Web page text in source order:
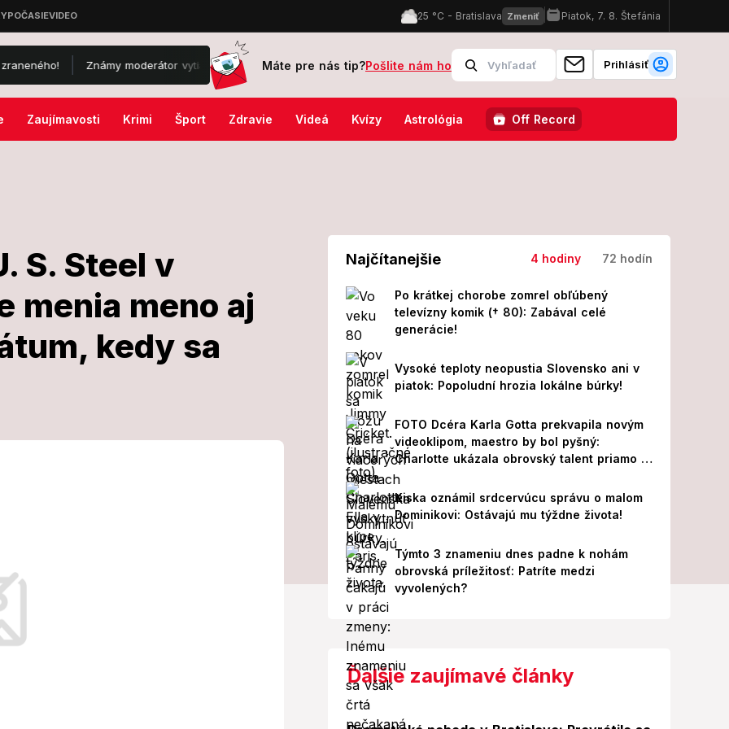
Známy moderátor vytiahol drsné porovnanie so zahraničím: Ach, škoda! Slovensko a Singapur majú spoločné len jedno
Máte pre nás tip?Pošlite nám ho Prihlásiť
Zaujímavosti Krimi Šport Zdravie Videá Kvízy Astrológia Off Record
S. Steel v
menia meno aj
kedy sa
U. S. Steel
menia
TOTO je
všetko zmení
Najčítanejšie 4 hodiny 72 hodín
Po krátkej chorobe zomrel obľúbený
televízny komik († 80): Zabával celé
generácie!
Vysoké teploty neopustia Slovensko ani v
piatok: Popoludní hrozia lokálne búrky!
FOTO Dcéra Karla Gotta prekvapila novým
videoklipom, maestro by bol pyšný:
Charlotte ukázala obrovský talent priamo v
Paríži!
Kiska oznámil srdcervúcu správu o malom
Dominikovi: Ostávajú mu týždne života!
Týmto 3 znameniu dnes padne k nohám
obrovská príležitosť: Patríte medzi
vyvolených?
Ďalšie zaujímavé články